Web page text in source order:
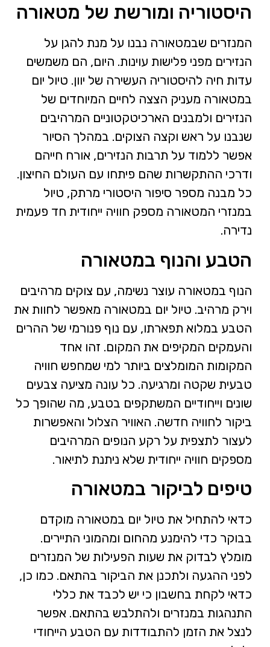
היסטוריה ומורשת של מטאורה
המנזרים שבמטאורה נבנו על מנת להגן על
הנזירים מפני פלישות עוינות. היום, הם משמשים
עדות חיה להיסטוריה העשירה של יוון. טיול יום
במטאורה מעניק הצצה לחיים המיוחדים של
הנזירים ולמבנים הארכיטקטוניים המרהיבים
שנבנו על ראש וקצה הצוקים. במהלך הסיור
אפשר ללמוד על תרבות הנזירים, אורח חייהם
ודרכי ההתקשרות שהם פיתחו עם העולם החיצון.
כל מבנה מספר סיפור היסטורי מרתק, טיול
במנזרי המטאורה מספק חוויה ייחודית חד פעמית
נדירה.
הטבע והנוף במטאורה
הנוף במטאורה עוצר נשימה, עם צוקים מרהיבים
וירק מרהיב. טיול יום במטאורה מאפשר לחוות את
הטבע במלוא תפארתו, עם נוף פנורמי של ההרים
והעמקים המקיפים את המקום. זהו אחד
המקומות המומלצים ביותר למי שמחפש חוויה
טבעית שקטה ומרגיעה. כל עונה מציעה צבעים
שונים וייחודיים המשתקפים בטבע, מה שהופך כל
ביקור לחוויה חדשה. האוויר הצלול והאפשרות
לעצור לתצפית על רקע הנופים המרהיבים
מספקים חוויה ייחודית שלא ניתנת לתיאור.
טיפים לביקור במטאורה
כדאי להתחיל את טיול יום במטאורה מוקדם
בבוקר כדי להימנע מהחום ומהמוני התיירים.
מומלץ לבדוק את שעות הפעילות של המנזרים
לפני ההגעה ולתכנן את הביקור בהתאם. כמו כן,
כדאי לקחת בחשבון כי יש לכבד את כללי
התנהגות במנזרים ולהתלבש בהתאם. אפשר
לנצל את הזמן להתבודדות עם הטבע הייחודי